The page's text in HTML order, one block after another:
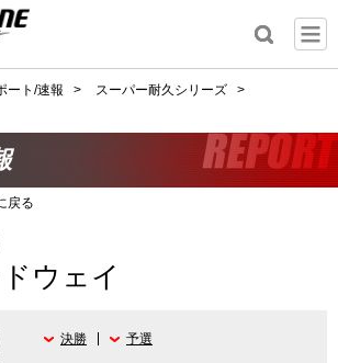
ート/速報 > スーパー耐久シリーズ
>
戻る
ウェイ
決勝 予選